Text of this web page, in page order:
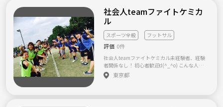
す） ■募集■： ２０－５０歳までの男女。経
験は一切問いません。レンタルラケット（100
円／一回）も ございます。ある程度継続的に
活動できる方、しっかり出欠連絡等が出来る
方を希望しています。 ■活動■： 品川、目黒
区内の施設で月１０回程度の活動（平日、週
末）をしています。 ■参加方法■ :興味のある
方、１度体験参加してみたい方は、サーク
ル、希望日のイベントの参加ボタンを押した
上で(希望イベントがない場合は押さずに)、下
記のテンプレを埋めてメールにて直接 ご連絡
ていただきます。 月に4-6回程度の開催で、現
状は各回15-25名程度の参加者がいらっしゃい
ます。 運動後、任意で食事等に行ったりもす
るので、1人でもすぐに溶け込めるかと思いま
す。 フットサル経験は全く問いませんが、 初
心者、未経験者も多いので、全体のレベルは
あまり高くありません。 経験者の方は、初心
者の方とも一緒に楽しめる方でお願いします。
極端な競技志向のある方や、複数のフットサ
ルサークルを掛け持ちされている方はご遠慮
社会人teamファイトケミカ
ル
スポーツ全般 フットサル
評価 0件
社会人teamファイトケミカル未経験者、経験
者関係なし！ 初心者歓迎d(^_^o) こんな人募
集してます！ ☆20代 ☆フットサルをやってみ
たい ☆バスケをやってみたい ☆バドミントン
東京都